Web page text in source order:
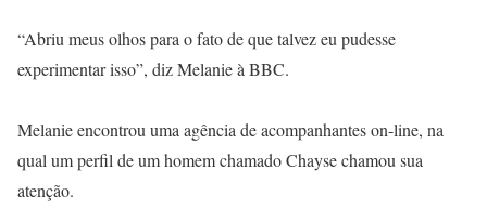
“Abriu meus olhos para o fato de que talvez eu pudesse
experimentar isso”, diz Melanie à BBC.
Melanie encontrou uma agência de acompanhantes on-line, na
qual um perfil de um homem chamado Chayse chamou sua
atenção.